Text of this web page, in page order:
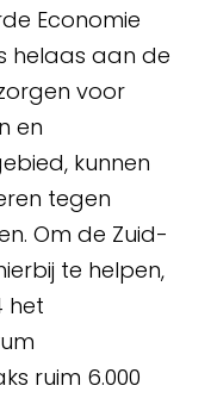
Economie
helaas aan de
voor
en
kunnen
tegen
Om de Zuid-
te helpen,
het
ruim 6.000